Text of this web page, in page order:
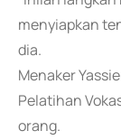
menyiapkan
dia.
Menaker
Pelatihan
orang.